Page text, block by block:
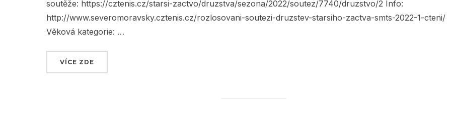
soutěže: https://cztenis.cz/starsi-zactvo/druzstva/sezona/2022/soutez/7740/druzstvo/2 Info:
http://www.severomoravsky.cztenis.cz/rozlosovani-soutezi-druzstev-starsiho-zactva-smts-2022-1-cteni/
Věková kategorie: …
VÍCE ZDE